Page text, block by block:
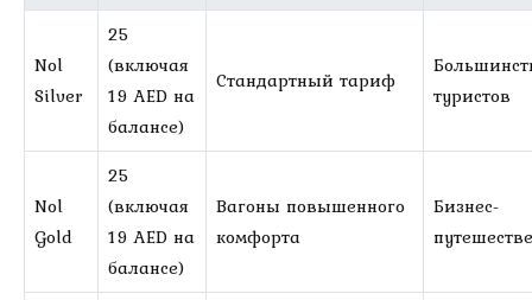
Nol
Silver
25
(включая
19 AED на
балансе)
Стандартный тариф
туристов
Nol
Gold
25
(включая
19 AED на
балансе)
Вагоны повышенного
комфорта
Бизнес-